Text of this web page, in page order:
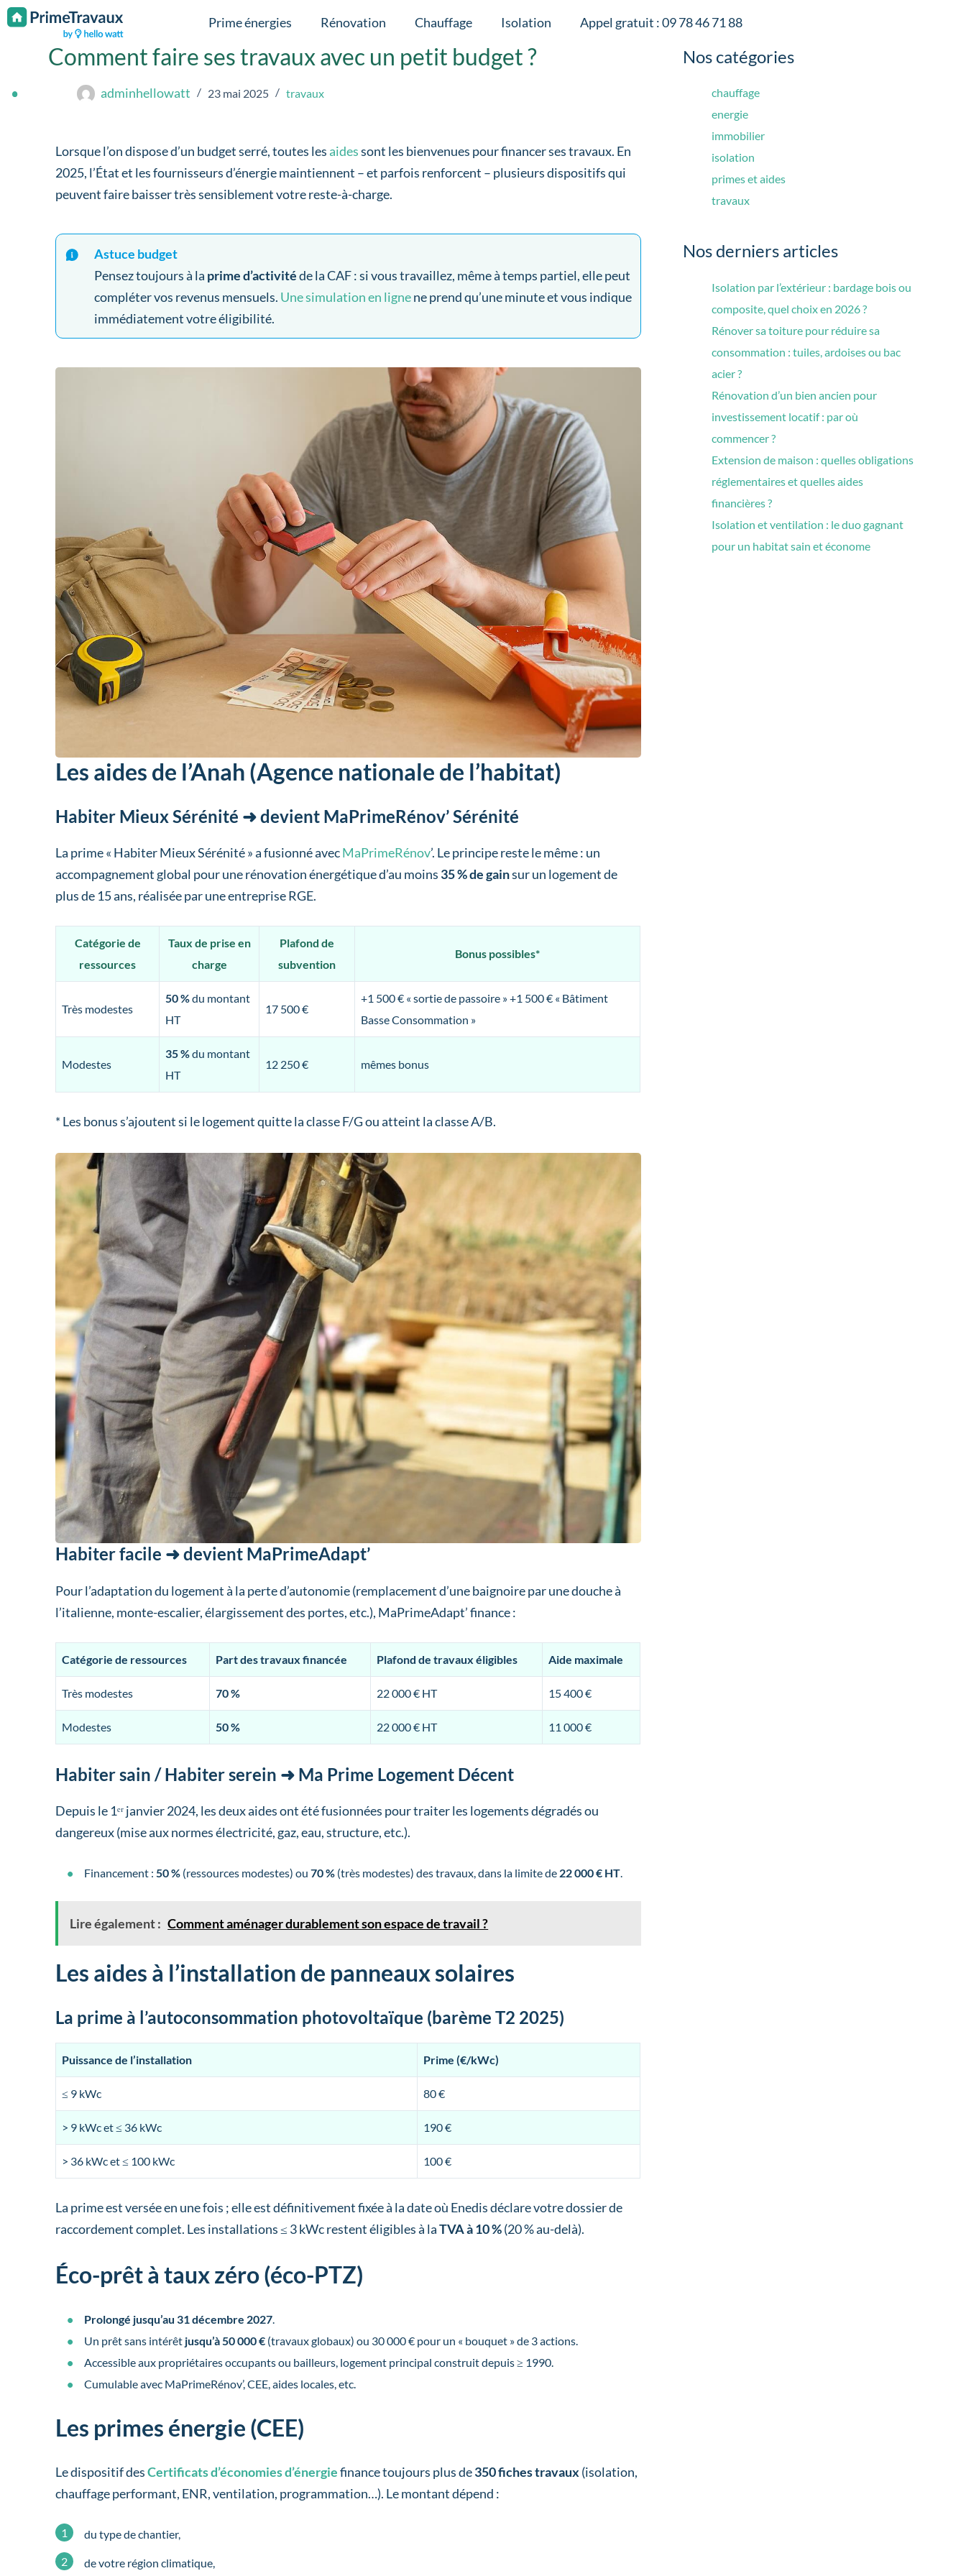
Passer au contenu Prime énergies Rénovation Chauffage Isolation Appel gratuit : 09 78 46 71 88
Comment faire ses travaux avec un petit budget ?
adminhellowatt 23 mai 2025 travaux
Lorsque l’on dispose d’un budget serré, toutes lesaidessont les bienvenues pour financer ses travaux. En
2025, l’État et les fournisseurs d’énergie maintiennent – et parfois renforcent – plusieurs dispositifs qui
peuvent faire baisser très sensiblement votre reste-à-charge.
Astuce budget
Pensez toujours à la prime d’activitéde la CAF : si vous travaillez, même à temps partiel, elle peut
compléter vos revenus mensuels. Une simulation en lignene prend qu’une minute et vous indique
immédiatement votre éligibilité.
Les aides de l’Anah (Agence nationale de l’habitat)
Habiter Mieux Sérénité ➜ devient MaPrimeRénov’ Sérénité
La prime « Habiter Mieux Sérénité » a fusionné avecMaPrimeRénov’. Le principe reste le même : un
accompagnement global pour une rénovation énergétique d’au moins 35 % de gainsur un logement de
plus de 15 ans, réalisée par une entreprise RGE.
Catégorie de
ressources
Taux de prise en
charge
Plafond de
subvention
Bonus possibles*
Très modestes
50 %du montant
HT
17 500 €
+1 500 € « sortie de passoire » +1 500 € « Bâtiment
Basse Consommation »
Modestes
35 %du montant
HT
12 250 € mêmes bonus
* Les bonus s’ajoutent si le logement quitte la classe F/G ou atteint la classe A/B.
Habiter facile ➜ devient MaPrimeAdapt’
Pour l’adaptation du logement à la perte d’autonomie (remplacement d’une baignoire par une douche à
l’italienne, monte-escalier, élargissement des portes, etc.), MaPrimeAdapt’ finance :
Catégorie de ressources Part des travaux financée Plafond de travaux éligibles Aide maximale
Très modestes 70 % 22 000 € HT 15 400 €
Modestes 50 % 22 000 € HT 11 000 €
Habiter sain / Habiter serein ➜ Ma Prime Logement Décent
Depuis le 1ᵉʳ janvier 2024, les deux aides ont été fusionnées pour traiter les logements dégradés ou
dangereux (mise aux normes électricité, gaz, eau, structure, etc.).
Financement :50 % (ressources modestes) ou70 % (très modestes) des travaux, dans la limite de 22 000 € HT.
Lire également : Comment aménager durablement son espace de travail ?
Les aides à l’installation de panneaux solaires
La prime à l’autoconsommation photovoltaïque (barème T2 2025)
Puissance de l’installation Prime (€/kWc)
≤ 9 kWc 80 €
> 9 kWc et ≤ 36 kWc 190 €
> 36 kWc et ≤ 100 kWc 100 €
La prime est versée en une fois ; elle est définitivement fixée à la date où Enedis déclare votre dossier de
raccordement complet. Les installations ≤ 3 kWc restent éligibles à laTVA à 10 %(20 % au-delà).
Éco-prêt à taux zéro (éco-PTZ)
Prolongé jusqu’au 31 décembre 2027
Un prêt sans intérêt jusqu’à 50 000 € (travaux globaux) ou 30 000 € pour un « bouquet » de 3 actions.
Accessible aux propriétaires occupants ou bailleurs, logement principal construit depuis ≥ 1990.
Cumulable avec MaPrimeRénov’, CEE, aides locales, etc.
Les primes énergie (CEE)
Le dispositif desCertificats d’économies d’énergiefinance toujours plus de350 fiches travaux (isolation,
chauffage performant, ENR, ventilation, programmation…). Le montant dépend :
du type de chantier,
de votre région climatique,
Nos catégories
chauffage
energie
immobilier
isolation
primes et aides
travaux
Nos derniers articles
Isolation par l’extérieur : bardage bois ou
composite, quel choix en 2026 ?
Rénover sa toiture pour réduire sa
consommation : tuiles, ardoises ou bac
acier ?
Rénovation d’un bien ancien pour
investissement locatif : par où
commencer ?
Extension de maison : quelles obligations
réglementaires et quelles aides
financières ?
Isolation et ventilation : le duo gagnant
pour un habitat sain et économe